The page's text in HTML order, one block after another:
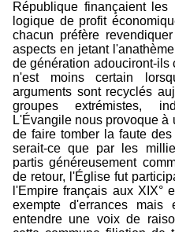
République finançaient
logique de profit
chacun préfère
aspects en jetant
de génération adouciront-ils
n'est moins certain
arguments sont recyclés
groupes extrémistes,
L'Évangile nous provoque à
de faire tomber la faute
serait-ce que par les
partis généreusement
de retour, l'Église fut
l'Empire français aux XIX°
exempte d'errances
entendre une voix de